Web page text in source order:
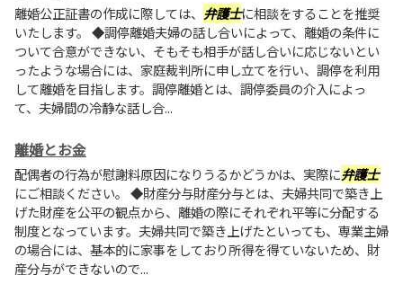
離婚公正証書の作成に際しては、 弁護士に相談をすることを推奨
いたします。 ◆調停離婚夫婦の話し合いによって、離婚の条件に
ついて合意ができない、そもそも相手が話し合いに応じないとい
ったような場合には、家庭裁判所に申し立てを行い、調停を利用
して離婚を目指します。調停離婚とは、調停委員の介入によっ
て、夫婦間の冷静な話し合...
離婚とお金
配偶者の行為が慰謝料原因になりうるかどうかは、実際に弁護士
にご相談ください。 ◆財産分与財産分与とは、夫婦共同で築き上
げた財産を公平の観点から、離婚の際にそれぞれ平等に分配する
制度となっています。夫婦共同で築き上げたといっても、専業主婦
の場合には、基本的に家事をしており所得を得ていないため、財
産分与ができないので...